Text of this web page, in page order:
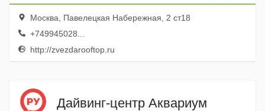
Москва, Павелецкая Набережная, 2 ст18
+749945028...
http://zvezdarooftop.ru
Дайвинг-центр Аквариум